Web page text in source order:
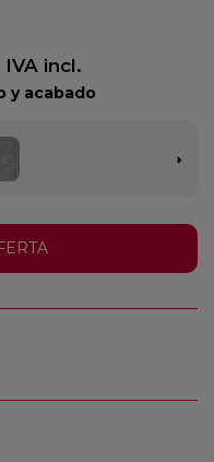
IVA incl.
y acabado